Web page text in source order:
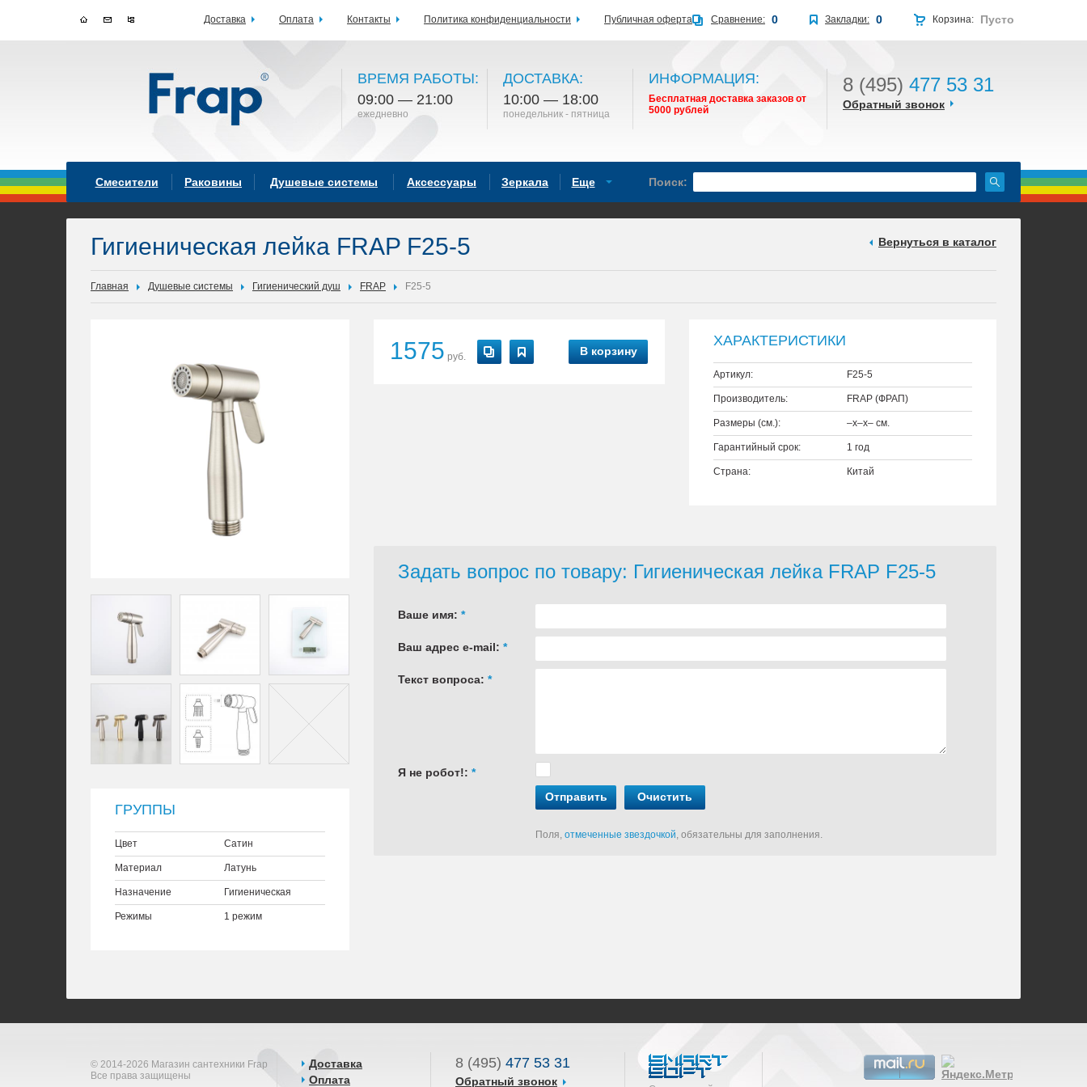
ВРЕМЯ РАБОТЫ:
09:00 — 21:00
ежедневно
ДОСТАВКА:
10:00 — 18:00
понедельник - пятница
ИНФОРМАЦИЯ:
Бесплатная доставка заказов от
5000 рублей
8 (495) 477 53 31
Обратный звонок
Смесители Раковины Душевые системы Аксессуары Зеркала Еще Поиск:
Гигиеническая лейка FRAP F25-5 Вернуться в каталог
Главная Душевые системы Гигиенический душ FRAP F25-5
ГРУППЫ
Цвет Сатин
Материал Латунь
Назначение Гигиеническая
Режимы 1 режим
1575 руб. В корзину
ХАРАКТЕРИСТИКИ
Артикул: F25-5
Производитель: FRAP (ФРАП)
Размеры (см.): –x–x– см.
Гарантийный срок: 1 год
Страна: Китай
Задать вопрос по товару: Гигиеническая лейка FRAP F25-5
Ваше имя: *
Ваш адрес e-mail: *
Текст вопроса: *
Я не робот!: *
Отправить
Очистить
Поля, отмеченные звездочкой, обязательны для заполнения.
© 2014-2026 Магазин сантехники Frap
Все права защищены
Доставка
Оплата
8 (495) 477 53 31
Обратный звонок
Доставка Оплата Контакты Политика конфиденциальности Публичная оферта Корзина: Пусто
Закладки: 0
Сравнение: 0